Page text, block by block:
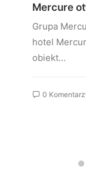
Mercure
Grupa
hotel
obiekt…
0